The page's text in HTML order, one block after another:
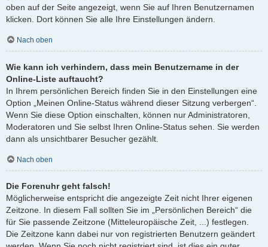
oben auf der Seite angezeigt, wenn Sie auf Ihren Benutzernamen
klicken. Dort können Sie alle Ihre Einstellungen ändern.
Nach oben
Wie kann ich verhindern, dass mein Benutzername in der
Online-Liste auftaucht?
In Ihrem persönlichen Bereich finden Sie in den Einstellungen eine
Option „Meinen Online-Status während dieser Sitzung verbergen“.
Wenn Sie diese Option einschalten, können nur Administratoren,
Moderatoren und Sie selbst Ihren Online-Status sehen. Sie werden
dann als unsichtbarer Besucher gezählt.
Nach oben
Die Forenuhr geht falsch!
Möglicherweise entspricht die angezeigte Zeit nicht Ihrer eigenen
Zeitzone. In diesem Fall sollten Sie im „Persönlichen Bereich“ die
für Sie passende Zeitzone (Mitteleuropäische Zeit, ...) festlegen.
Die Zeitzone kann dabei nur von registrierten Benutzern geändert